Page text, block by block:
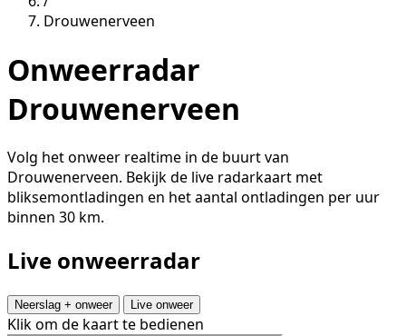
Drouwenerveen
Onweerradar
Drouwenerveen
Volg het onweer realtime in de buurt van
Drouwenerveen. Bekijk de live radarkaart met
bliksemontladingen en het aantal ontladingen per uur
binnen 30 km.
Live onweerradar
Neerslag + onweer Live onweer
Klik om de kaart te bedienen